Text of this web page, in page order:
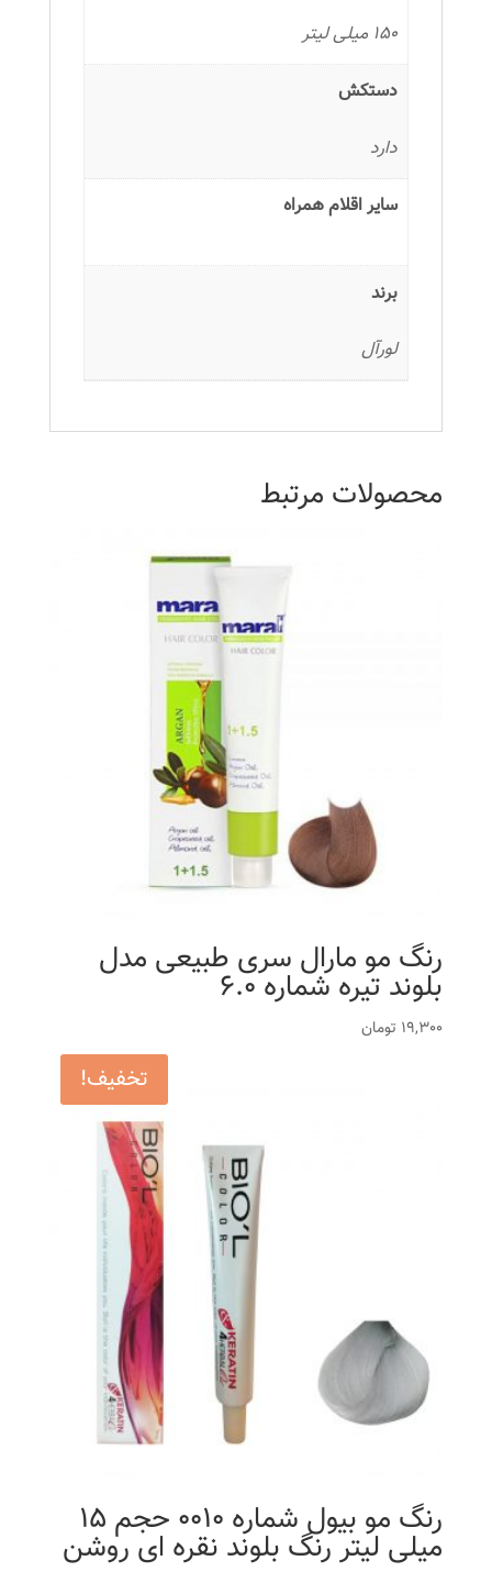
150 میلی لیتر
دستکش
دارد
سایر اقلام همراه
برند
لورآل
محصولات مرتبط
رنگ مو مارال سری طبیعی مدل
بلوند تیره شماره 6.0
19,300 تومان
تخفیف!
رنگ مو بیول شماره 0010 حجم 15
میلی لیتر رنگ بلوند نقره ای روشن